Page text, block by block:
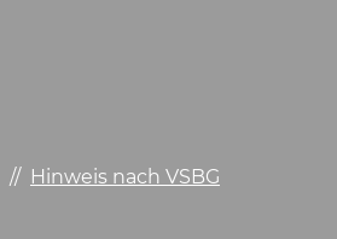
// Hinweis nach VSBG